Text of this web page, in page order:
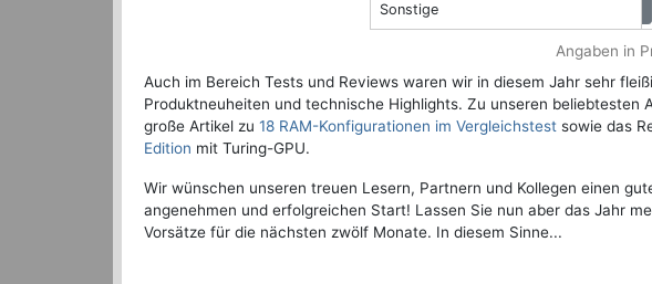
Sonstige
Angaben in
Auch im Bereich Tests und Reviews waren wir in diesem Jahr sehr
Produktneuheiten und technische Highlights. Zu unseren beliebtesten
große Artikel zu 18 RAM-Konfiguratio­n­en im Vergleichstest sowie das
Edition mit Turing-GPU.
Wir wünschen unseren treuen Lesern, Partnern und Kollegen einen
angenehmen und erfolgreichen Start! Lassen Sie nun aber das Jahr
Vorsätze für die nächsten zwölf Monate. In diesem Sinne...